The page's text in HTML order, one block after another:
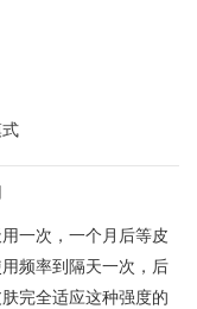
一次，一个月后等皮
频率到隔天一次，后
完全适应这种强度的